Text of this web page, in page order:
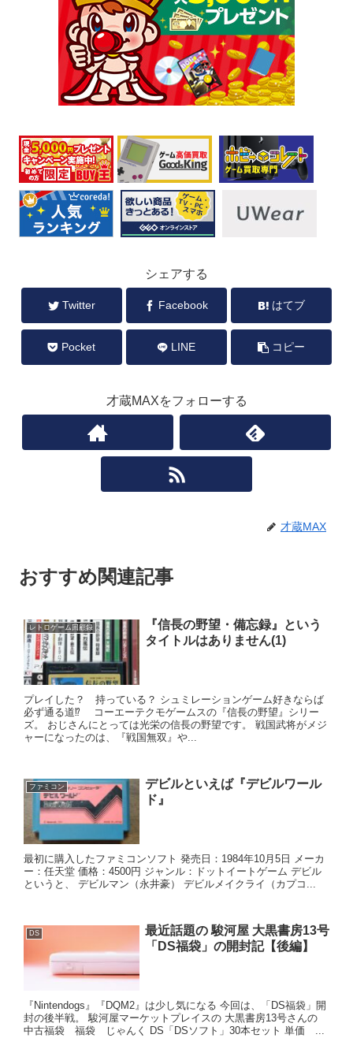
シェアする
Twitter Facebook はてブ
Pocket LINE コピー
才蔵MAXをフォローする
才蔵MAX
おすすめ関連記事
レトロゲーム回顧録
『信長の野望・備忘録』という
タイトルはありません(1)
プレイした？ 持っている？ シュミレーションゲーム好きならば
必ず通る道⁉ コーエーテクモゲームスの『信長の野望』シリー
ズ。 おじさんにとっては光栄の信長の野望です。 戦国武将がメジ
ャーになったのは、『戦国無双』や...
ファミコン
デビルといえば『デビルワール
ド』
最初に購入したファミコンソフト 発売日：1984年10月5日 メーカ
ー：任天堂 価格：4500円 ジャンル：ドットイートゲーム デビル
というと、 デビルマン（永井豪） デビルメイクライ（カプコ...
DS
最近話題の 駿河屋 大黒書房13号
「DS福袋」の開封記【後編】
『Nintendogs』『DQM2』は少し気になる 今回は、「DS福袋」開
封の後半戦。 駿河屋マーケットプレイスの 大黒書房13号さんの
中古福袋 福袋 じゃんく DS「DSソフト」30本セット 単価 ...